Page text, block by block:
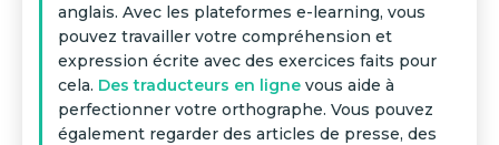
anglais. Avec les plateformes e-learning, vous
pouvez travailler votre compréhension et
expression écrite avec des exercices faits pour
cela. Des traducteurs en ligne vous aide à
perfectionner votre orthographe. Vous pouvez
également regarder des articles de presse, des